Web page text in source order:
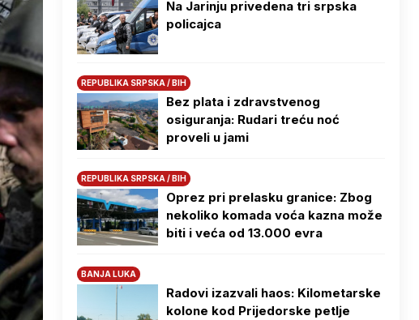
Na Јarinju privedena tri srpska
policajca
REPUBLIKA SRPSKA / BIH
Bez plata i zdravstvenog
osiguranja: Rudari treću noć
proveli u jami
REPUBLIKA SRPSKA / BIH
Oprez pri prelasku granice: Zbog
nekoliko komada voća kazna može
biti i veća od 13.000 evra
BANJA LUKA
Radovi izazvali haos: Kilometarske
kolone kod Prijedorske petlje